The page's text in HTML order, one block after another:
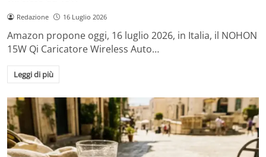
Redazione 16 Luglio 2026
Amazon propone oggi, 16 luglio 2026, in Italia, il NOHON
15W Qi Caricatore Wireless Auto…
Leggi di più